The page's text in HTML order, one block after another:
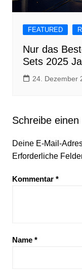
FEATURED
Nur das
Sets 2025
24. Dezember
Schreibe
Deine E-Mail-
Erforderliche
Kommentar *
Name *